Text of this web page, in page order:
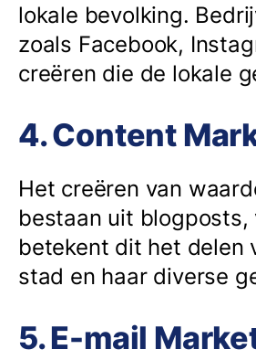
lokale bevolking.
zoals Facebook,
creëren die de lokale
4. Content
Het creëren van
bestaan uit blogposts,
betekent dit het delen
stad en haar diverse
5. E-mail